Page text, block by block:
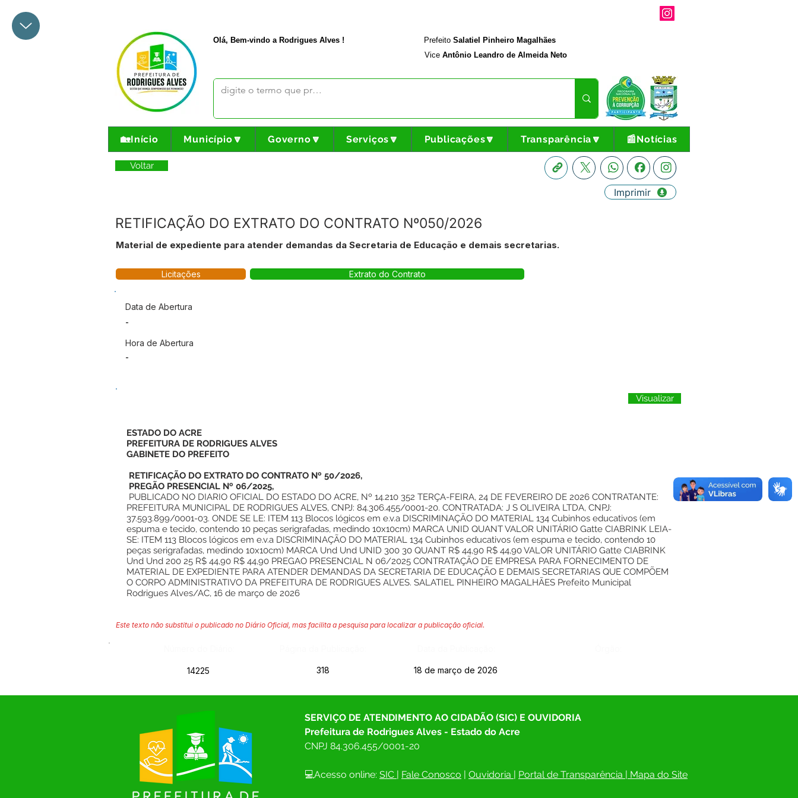
Olá, Bem-vindo a Rodrigues Alves ! Prefeito Salatiel Pinheiro Magalhães
Vice Antônio Leandro de Almeida Neto
🏡Início Município🔽 Governo🔽 Serviços🔽 Publicações🔽 Transparência🔽 📰Notícias
Voltar
RETIFICAÇÃO DO EXTRATO DO CONTRATO Nº050/2026
Imprimir
Material de expediente para atender demandas da Secretaria de Educação e demais secretarias.
Licitações Extrato do Contrato
Data de Abertura
-
Hora de Abertura
-
Visualizar
ESTADO DO ACRE
PREFEITURA DE RODRIGUES ALVES
GABINETE DO PREFEITO
RETIFICAÇÃO DO EXTRATO DO CONTRATO Nº 50/2026,
PREGÃO PRESENCIAL Nº 06/2025,
PUBLICADO NO DIARIO OFICIAL DO ESTADO DO ACRE, Nº 14.210 352 TERÇA-FEIRA, 24 DE FEVEREIRO DE 2026 CONTRATANTE:
PREFEITURA MUNICIPAL DE RODRIGUES ALVES, CNPJ: 84.306.455/0001-20. CONTRATADA: J S OLIVEIRA LTDA, CNPJ:
37.593.899/0001-03. ONDE SE LE: ITEM 113 Blocos lógicos em e.v.a DISCRIMINAÇÃO DO MATERIAL 134 Cubinhos educativos (em
espuma e tecido, contendo 10 peças serigrafadas, medindo 10x10cm) MARCA UNID QUANT VALOR UNITÁRIO Gatte CIABRINK LEIA-
SE: ITEM 113 Blocos lógicos em e.v.a DISCRIMINAÇÃO DO MATERIAL 134 Cubinhos educativos (em espuma e tecido, contendo 10
peças serigrafadas, medindo 10x10cm) MARCA Und Und UNID 300 30 QUANT R$ 44,90 R$ 44,90 VALOR UNITÁRIO Gatte CIABRINK
Und Und 200 25 R$ 44,90 R$ 44,90 PREGAO PRESENCIAL N 06/2025 CONTRATAÇÃO DE EMPRESA PARA FORNECIMENTO DE
MATERIAL DE EXPEDIENTE PARA ATENDER DEMANDAS DA SECRETARIA DE EDUCAÇÃO E DEMAIS SECRETARIAS QUE COMPÕEM
O CORPO ADMINISTRATIVO DA PREFEITURA DE RODRIGUES ALVES. SALATIEL PINHEIRO MAGALHÃES Prefeito Municipal
Rodrigues Alves/AC, 16 de março de 2026
Este texto não substitui o publicado no Diário Oficial, mas facilita a pesquisa para localizar a publicação oficial.
14225 318 18 de março de 2026
SERVIÇO DE ATENDIMENTO AO CIDADÃO (SIC) E OUVIDORIA
Prefeitura de Rodrigues Alves - Estado do Acre
CNPJ 84.306.455/0001-20
💻Acesso online: SIC | Fale Conosco | Ouvidoria | Portal de Transparência | Mapa do Site